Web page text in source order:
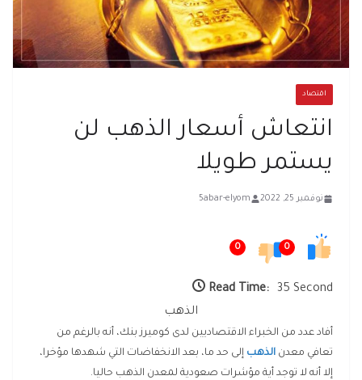
اقتصاد
انتعاش أسعار الذهب لن
يستمر طويلا
نوفمبر 25, 2022 5abar-elyom
0
0
Read Time:
35 Second
الذهب
أفاد عدد من الخبراء الاقتصاديين لدى كوميرز بنك، أنه بالرغم من
تعافي معدن الذهب إلى حد ما، بعد الانخفاضات التي شهدها مؤخرا،
إلا أنه لا توجد أية مؤشرات صعودية لمعدن الذهب حاليا.